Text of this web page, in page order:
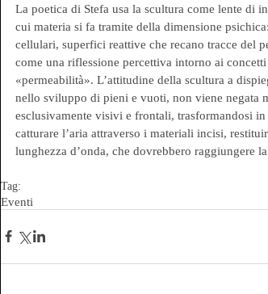
La poetica di Stefa usa la scultura come lente di
cui materia si fa tramite della dimensione
cellulari, superfici reattive che recano tracce del
come una riflessione percettiva intorno ai
«permeabilità». L’attitudine della scultura a
nello sviluppo di pieni e vuoti, non viene negata
esclusivamente visivi e frontali, trasformandosi
catturare l’aria attraverso i materiali incisi,
lunghezza d’onda, che dovrebbero raggiungere
Tag:
Eventi